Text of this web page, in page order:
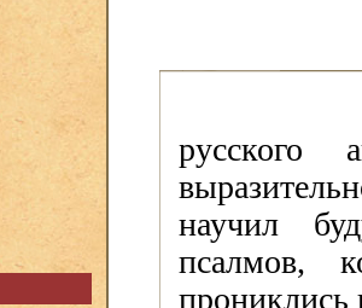
русского
научил
псалмов,
прониклись